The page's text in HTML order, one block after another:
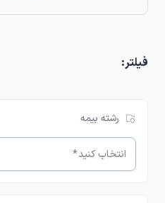
فیلتر:
رشته بیمه
انتخاب کنید*